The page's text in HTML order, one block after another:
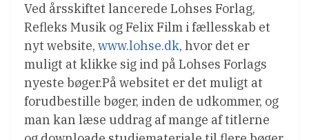
Ved årsskiftet lancerede Lohses Forlag,
Refleks Musik og Felix Film i fællesskab et
nyt website, www.lohse.dk, hvor det er
muligt at klikke sig ind på Lohses Forlags
nyeste bøger.På websitet er det muligt at
forudbestille bøger, inden de udkommer, og
man kan læse uddrag af mange af titlerne